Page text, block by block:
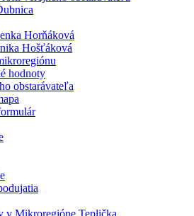
Horňáková
Hošťáková
hodnoty
obstarávateľa
v Mikroregióne Teplička